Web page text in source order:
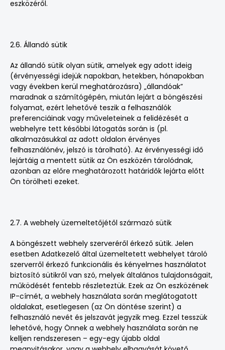
eszközéről.
2.6. Állandó sütik
Az állandó sütik olyan sütik, amelyek egy adott ideig
(érvényességi idejük napokban, hetekben, hónapokban
vagy években kerül meghatározásra) „állandóak”
maradnak a számítógépén, miután lejárt a böngészési
folyamat, ezért lehetővé teszik a felhasználók
preferenciáinak vagy műveleteinek a felidézését a
webhelyre tett későbbi látogatás során is (pl.
alkalmazásukkal az adott oldalon érvényes
felhasználónév, jelszó is tárolható). Az érvényességi idő
lejártáig a mentett sütik az Ön eszközén tárolódnak,
azonban az előre meghatározott határidők lejárta előtt
Ön törölheti ezeket.
2.7. A webhely üzemeltetőjétől származó sütik
A böngészett webhely szerveréről érkező sütik. Jelen
esetben Adatkezelő által üzemeltetett webhelyet tároló
szerverről érkező funkcionális és kényelmes használatot
biztosító sütikről van szó, melyek általános tulajdonságait,
működését fentebb részleteztük. Ezek az Ön eszközének
IP-címét, a webhely használata során meglátogatott
oldalakat, esetlegesen (az Ön döntése szerint) a
felhasználó nevét és jelszavát jegyzik meg. Ezzel tesszük
lehetővé, hogy Önnek a webhely használata során ne
kelljen rendszeresen – egy-egy újabb oldal